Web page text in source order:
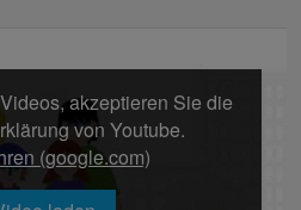
akzeptieren Sie die
von Youtube.
(google.com)